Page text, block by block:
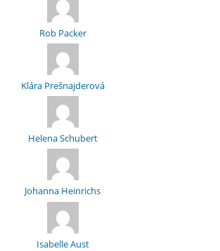
Rob Packer
Klára Prešnajderová
Helena Schubert
Johanna Heinrichs
Isabelle Aust